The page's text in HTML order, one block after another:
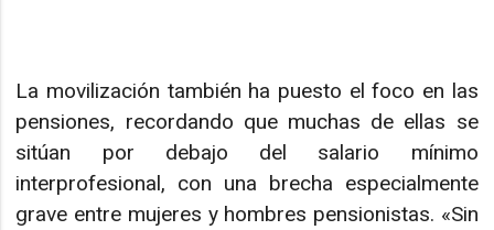
La movilización también ha puesto el foco en las
pensiones, recordando que muchas de ellas se
sitúan por debajo del salario mínimo
interprofesional, con una brecha especialmente
grave entre mujeres y hombres pensionistas. «Sin